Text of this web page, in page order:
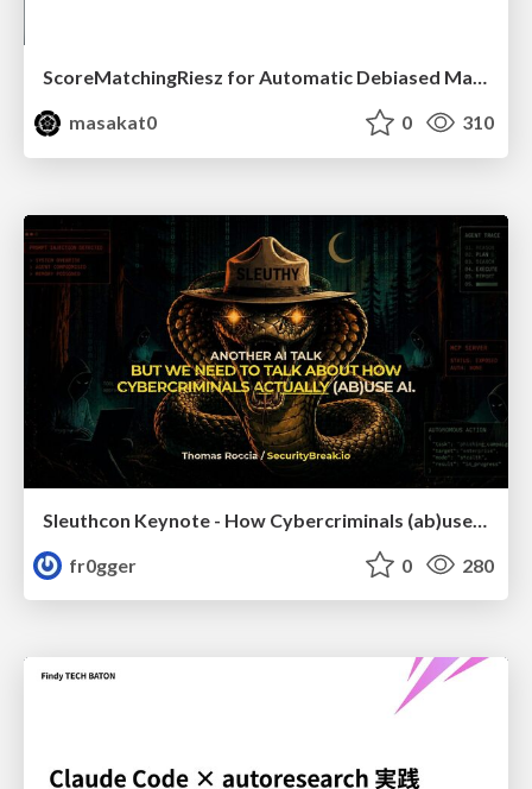
ScoreMatchingRiesz for Automatic Debiased Machine Learning and Policy Path Estimation with an Application to Japanese Monetary Policy Evaluation
masakat0
0 310
fr0gger
0 280